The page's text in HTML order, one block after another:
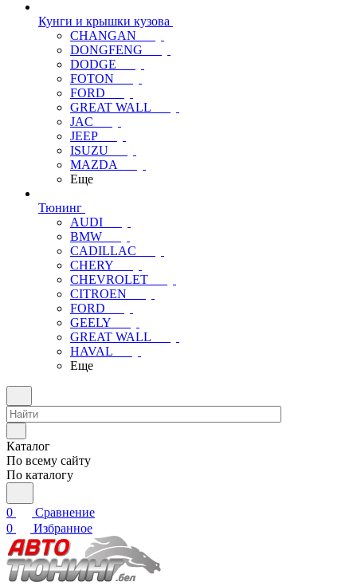
Кунги и крышки кузова
CHANGAN
DONGFENG
DODGE
FOTON
FORD
GREAT WALL
JAC
JEEP
ISUZU
MAZDA
Еще
Тюнинг
AUDI
BMW
CADILLAC
CHERY
CHEVROLET
CITROEN
FORD
GEELY
GREAT WALL
HAVAL
Еще
Каталог
По всему сайту
По каталогу
0
Сравнение
0
Избранное